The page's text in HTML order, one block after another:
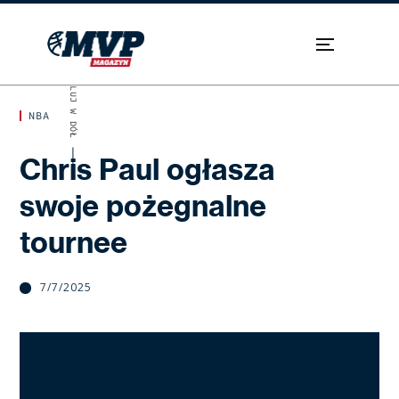
NBA
Chris Paul ogłasza
swoje pożegnalne
tournee
7/7/2025
SKROLUJ W DÓŁ